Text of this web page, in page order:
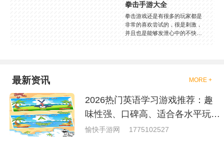
拳击手游大全
拳击游戏还是有很多的玩家都是
非常的喜欢尝试的，很是刺激，
并且也是能够发泄心中的不快
够去进行体验的，我们也是能够
就是收集了一些有意思的拳击游
戏，相信你们一定会喜欢的。
最新资讯 MORE +
2026热门英语学习游戏推荐：趣
味性强、口碑高、适合各水平玩家
的英语游戏合集
愉快手游网 1775102527